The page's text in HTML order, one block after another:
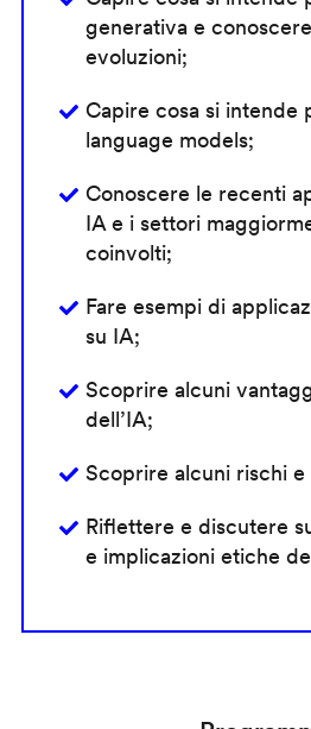
generativa e
evoluzioni;
Capire cosa si intende
language models;
Conoscere le recenti
IA e i settori
coinvolti;
Fare esempi di
su IA;
Scoprire alcuni
dell’IA;
Scoprire alcuni rischi e
Riflettere e discutere
e implicazioni etiche